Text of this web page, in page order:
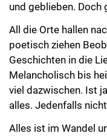
und geblieben. Doch
All die Orte hallen
poetisch ziehen
Geschichten in die
Melancholisch bis
viel dazwischen. Ist
alles. Jedenfalls
Alles ist im Wandel